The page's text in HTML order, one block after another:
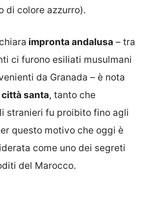
di colore azzurro).
impronta andalusa – tra
ci furono esiliati musulmani
da Granada – è nota
città santa, tanto che
stranieri fu proibito fino agli
questo motivo che oggi è
come uno dei segreti
del Marocco.